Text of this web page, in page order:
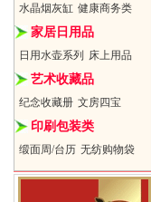
水晶烟灰缸 健康商务类
家居日用品
日用水壶系列 床上用品
艺术收藏品
纪念收藏册 文房四宝
印刷包装类
缎面周/台历 无纺购物袋